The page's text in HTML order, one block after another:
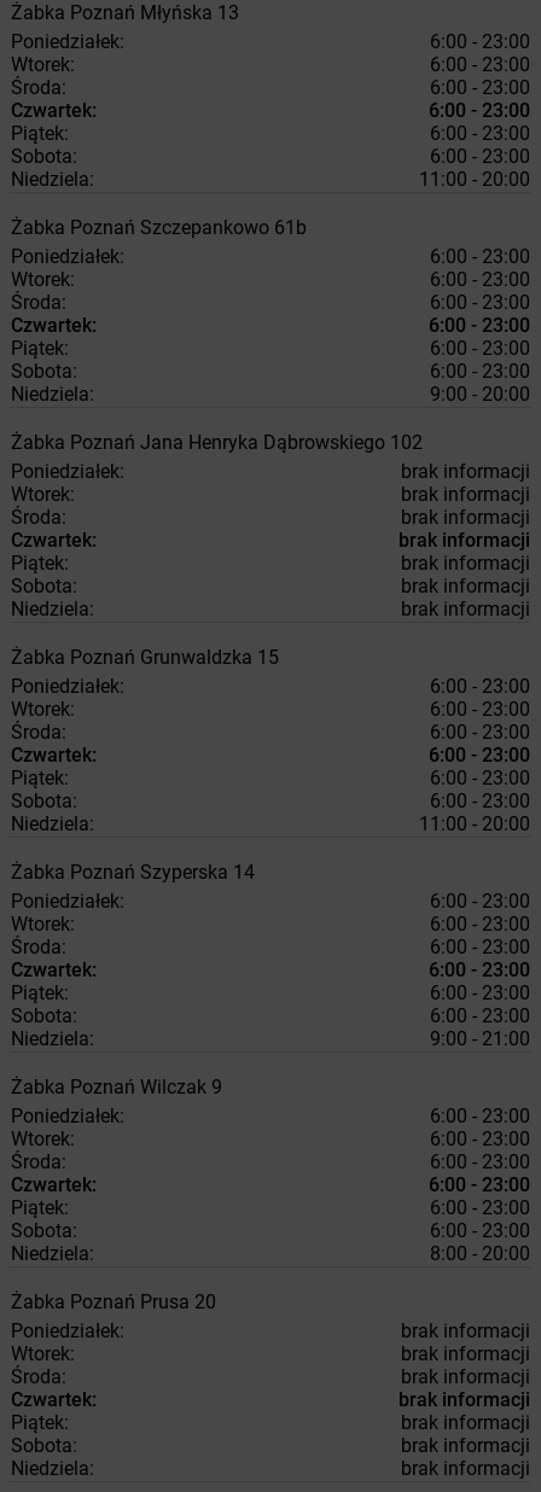
Żabka Poznań Młyńska 13
Poniedziałek:
6:00 - 23:00
Wtorek:
6:00 - 23:00
Środa:
6:00 - 23:00
Czwartek:
6:00 - 23:00
Piątek:
6:00 - 23:00
Sobota:
6:00 - 23:00
Niedziela:
11:00 - 20:00
Żabka Poznań Szczepankowo 61b
Poniedziałek:
6:00 - 23:00
Wtorek:
6:00 - 23:00
Środa:
6:00 - 23:00
Czwartek:
6:00 - 23:00
Piątek:
6:00 - 23:00
Sobota:
6:00 - 23:00
Niedziela:
9:00 - 20:00
Żabka Poznań Jana Henryka Dąbrowskiego 102
Poniedziałek:
brak informacji
Wtorek:
brak informacji
Środa:
brak informacji
Czwartek:
brak informacji
Piątek:
brak informacji
Sobota:
brak informacji
Niedziela:
brak informacji
Żabka Poznań Grunwaldzka 15
Poniedziałek:
6:00 - 23:00
Wtorek:
6:00 - 23:00
Środa:
6:00 - 23:00
Czwartek:
6:00 - 23:00
Piątek:
6:00 - 23:00
Sobota:
6:00 - 23:00
Niedziela:
11:00 - 20:00
Żabka Poznań Szyperska 14
Poniedziałek:
6:00 - 23:00
Wtorek:
6:00 - 23:00
Środa:
6:00 - 23:00
Czwartek:
6:00 - 23:00
Piątek:
6:00 - 23:00
Sobota:
6:00 - 23:00
Niedziela:
9:00 - 21:00
Żabka Poznań Wilczak 9
Poniedziałek:
6:00 - 23:00
Wtorek:
6:00 - 23:00
Środa:
6:00 - 23:00
Czwartek:
6:00 - 23:00
Piątek:
6:00 - 23:00
Sobota:
6:00 - 23:00
Niedziela:
8:00 - 20:00
Żabka Poznań Prusa 20
Poniedziałek:
brak informacji
Wtorek:
brak informacji
Środa:
brak informacji
Czwartek:
brak informacji
Piątek:
brak informacji
Sobota:
brak informacji
Niedziela:
brak informacji